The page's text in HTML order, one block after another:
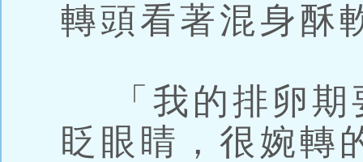
轉頭看著混身酥
「我的排卵期
眨眼睛，很婉轉